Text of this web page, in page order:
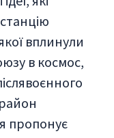
вплинули
в космос,
пропонує